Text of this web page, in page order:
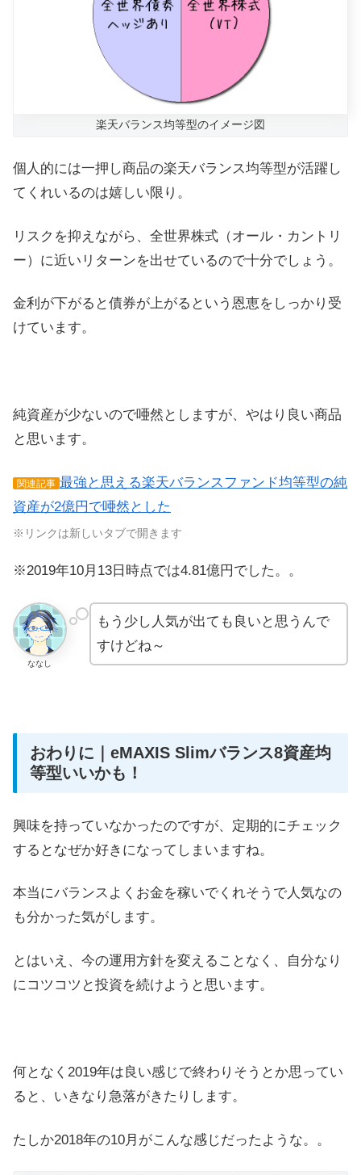
楽天バランス均等型のイメージ図
個人的には一押し商品の楽天バランス均等型が活躍し
てくれいるのは嬉しい限り。
リスクを抑えながら、全世界株式（オール・カントリ
ー）に近いリターンを出せているので十分でしょう。
金利が下がると債券が上がるという恩恵をしっかり受
けています。
純資産が少ないので唖然としますが、やはり良い商品
と思います。
関連記事 最強と思える楽天バランスファンド均等型の純
資産が2億円で唖然とした
※リンクは新しいタブで開きます
※2019年10月13日時点では4.81億円でした。。
ななし
もう少し人気が出ても良いと思うんで
すけどね～
おわりに｜eMAXIS Slimバランス8資産均
等型いいかも！
興味を持っていなかったのですが、定期的にチェック
するとなぜか好きになってしまいますね。
本当にバランスよくお金を稼いでくれそうで人気なの
も分かった気がします。
とはいえ、今の運用方針を変えることなく、自分なり
にコツコツと投資を続けようと思います。
何となく2019年は良い感じで終わりそうとか思ってい
ると、いきなり急落がきたりします。
たしか2018年の10月がこんな感じだったような。。